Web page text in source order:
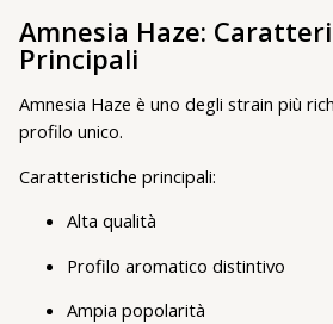
Amnesia Haze:
Principali
Amnesia Haze è uno degli strain più
profilo unico.
Caratteristiche principali:
Alta qualità
Profilo aromatico distintivo
Ampia popolarità